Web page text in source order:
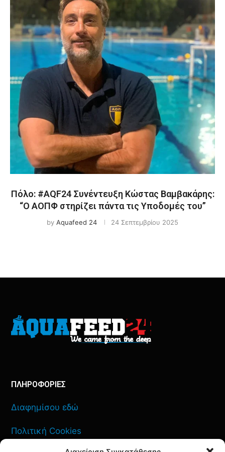
Πόλο: #AQF24 Συνέντευξη Κώστας Βαμβακάρης:
“Ο ΑΟΠΦ στηρίζει πάντα τις Υποδομές του”
by Aquafeed 24 24 Σεπτεμβρίου 2025
ΠΛΗΡΟΦΟΡΙΕΣ
Διαφημίσου εδώ
Πολιτική Cookies